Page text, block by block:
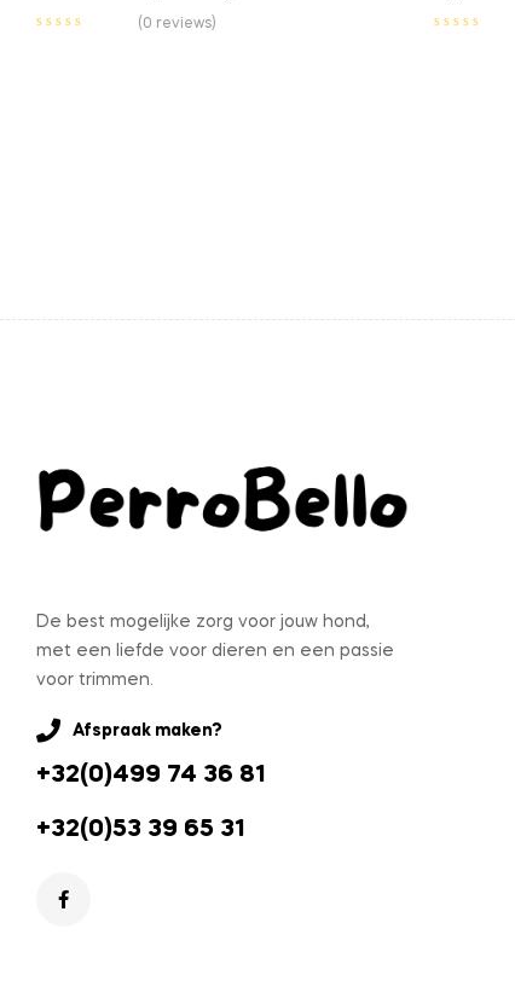
(0 reviews)
De best mogelijke zorg voor jouw hond,
met een liefde voor dieren en een passie
voor trimmen.
Afspraak maken?
+32(0)499 74 36 81
+32(0)53 39 65 31